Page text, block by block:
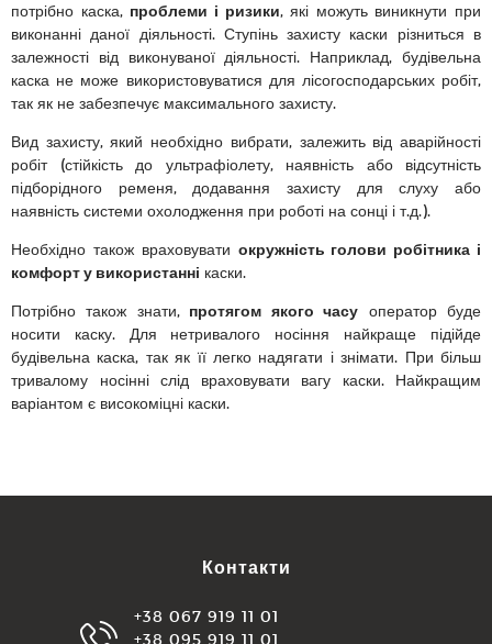
потрібно каска, проблеми і ризики, які можуть виникнути при
виконанні даної діяльності. Ступінь захисту каски різниться в
залежності від виконуваної діяльності. Наприклад, будівельна
каска не може використовуватися для лісогосподарських робіт,
так як не забезпечує максимального захисту.
Вид захисту, який необхідно вибрати, залежить від аварійності
робіт (стійкість до ультрафіолету, наявність або відсутність
підборідного ременя, додавання захисту для слуху або
наявність системи охолодження при роботі на сонці і т.д.).
Необхідно також враховувати окружність голови робітника і
комфорт у використанні каски.
Потрібно також знати,протягом якого часу оператор буде
носити каску. Для нетривалого носіння найкраще підійде
будівельна каска, так як її легко надягати і знімати. При більш
тривалому носінні слід враховувати вагу каски. Найкращим
варіантом є високоміцні каски.
Контакти
+38 067 919 11 01
+38 095 919 11 01